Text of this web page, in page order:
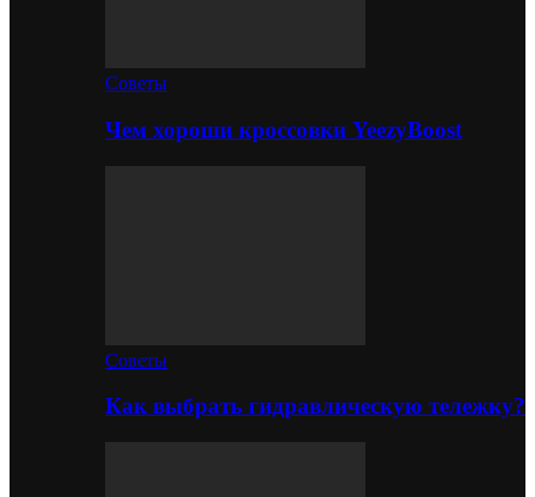
Советы
Чем хороши кроссовки YeezyBoost
Советы
Как выбрать гидравлическую тележку?